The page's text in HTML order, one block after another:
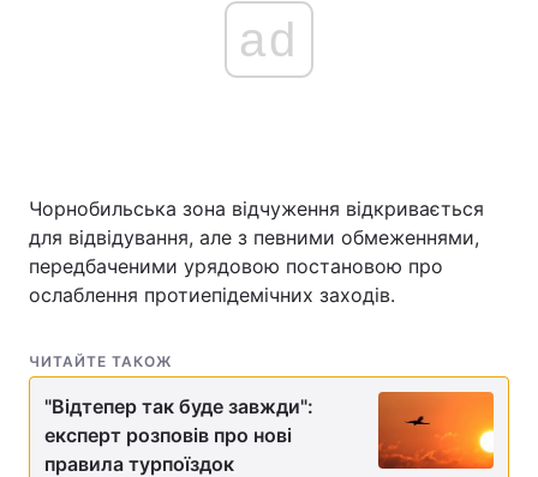
ad
Чорнобильська зона відчуження відкривається
для відвідування, але з певними обмеженнями,
передбаченими урядовою постановою про
ослаблення протиепідемічних заходів.
ЧИТАЙТЕ ТАКОЖ
"Відтепер так буде завжди":
експерт розповів про нові
правила турпоїздок